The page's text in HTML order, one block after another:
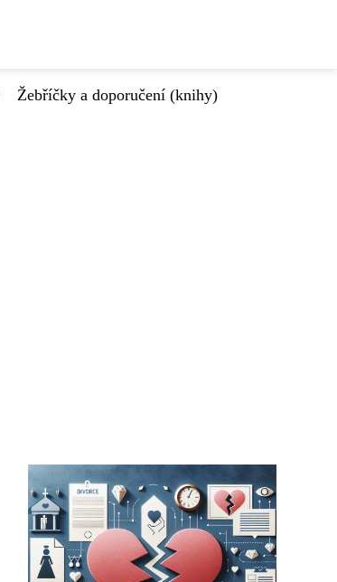
Žebříčky a doporučení (knihy)